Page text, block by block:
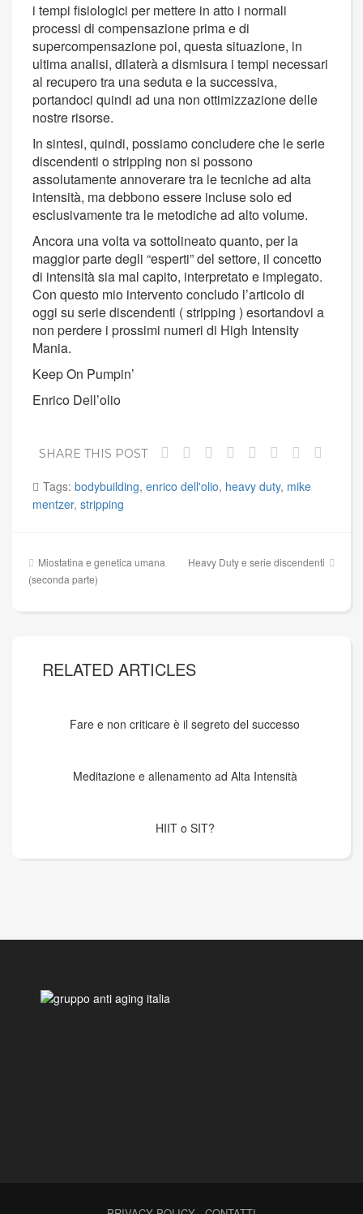
i tempi fisiologici per mettere in atto i normali
processi di compensazione prima e di
supercompensazione poi, questa situazione, in
ultima analisi, dilaterà a dismisura i tempi necessari
al recupero tra una seduta e la successiva,
portandoci quindi ad una non ottimizzazione delle
nostre risorse.
In sintesi, quindi, possiamo concludere che le serie
discendenti o stripping non si possono
assolutamente annoverare tra le tecniche ad alta
intensità, ma debbono essere incluse solo ed
esclusivamente tra le metodiche ad alto volume.
Ancora una volta va sottolineato quanto, per la
maggior parte degli “esperti” del settore, il concetto
di intensità sia mal capito, interpretato e impiegato.
Con questo mio intervento concludo l’articolo di
oggi su serie discendenti ( stripping ) esortandovi a
non perdere i prossimi numeri di High Intensity
Mania.
Keep On Pumpin’
Enrico Dell’olio
SHARE THIS POST
Tags: bodybuilding, enrico dell'olio, heavy duty, mike
mentzer, stripping
Navigazione
articoli
Miostatina e genetica umana
(seconda parte)
Heavy Duty e serie discendenti
RELATED ARTICLES
Fare e non criticare è il segreto del successo
Meditazione e allenamento ad Alta Intensità
HIIT o SIT?